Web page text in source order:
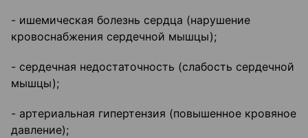
- ишемическая болезнь сердца (нарушение
кровоснабжения сердечной мышцы);
- сердечная недостаточность (слабость сердечной
мышцы);
- артериальная гипертензия (повышенное кровяное
давление);